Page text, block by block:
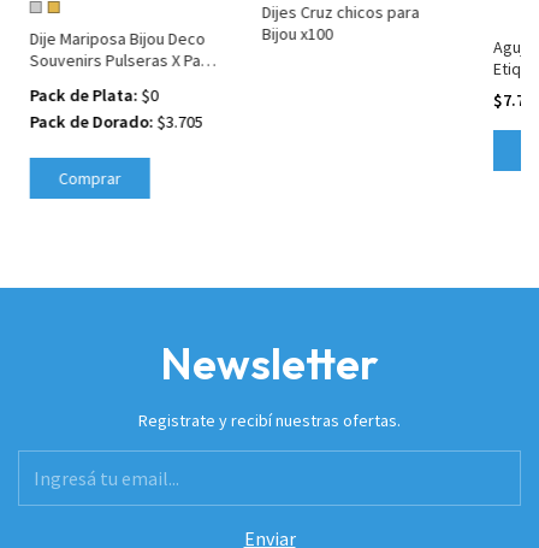
Dije Mariposa Bijou Deco
Souvenirs Pulseras X Pack
Pack de Plata: $0
Pack de Dorado: $3.705
Comprar
Dijes Cruz chicos para
Bijou x100
Newsletter
Registrate y recibí nuestras ofertas.